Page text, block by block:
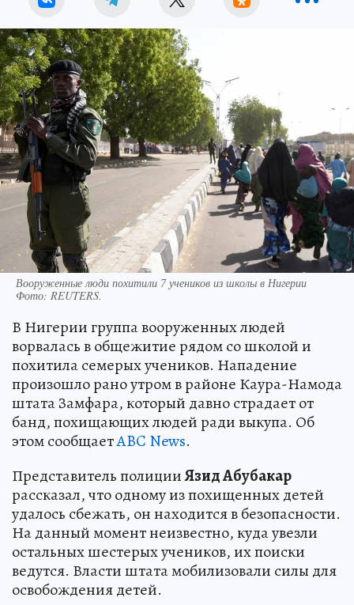
Вооруженные люди похитили 7 учеников из школы в Нигерии
Фото: REUTERS.
В Нигерии группа вооруженных людей
ворвалась в общежитие рядом со школой и
похитила семерых учеников. Нападение
произошло рано утром в районе Каура-Намода
штата Замфара, который давно страдает от
банд, похищающих людей ради выкупа. Об
этом сообщаетABC News.
Представитель полицииЯзид Абубакар
рассказал, что одному из похищенных детей
удалось сбежать, он находится в безопасности.
На данный момент неизвестно, куда увезли
остальных шестерых учеников, их поиски
ведутся. Власти штата мобилизовали силы для
освобождения детей.